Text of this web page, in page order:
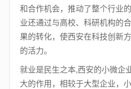
和合作机会，推动了整个行业
业还通过与高校、科研机构的
果的转化，使西安在科技创新
的活力。
就业是民生之本,西安的小微企
大的作用，相较于大型企业，